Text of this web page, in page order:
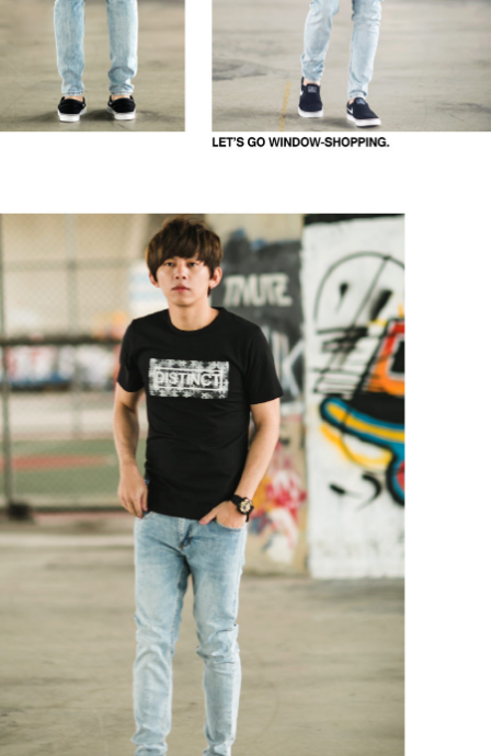
１．透過由恩沛科技股份有限公司提供之「AFTEE先享後付」服務完成之交
易，需依本服務之必要範圍內提供個人資料，並將交易相關給付款項請求債
權轉讓予恩沛科技股份有限公司。
２．關於個人資料處理事宜，請瀏覽以下網址：
https://aftee.tw/terms/#terms3
３．未成年的使用者請事先徵得法定代理人或監護人之同意方可使用
「AFTEE先享後付」，若未經同意申辦者引起之損失，本公司不負相關責
５．嚴禁一人註冊多個帳號或使用他人資訊註冊。若發現惡意使用之情形，
恩沛科技股份有限公司將有權停止該用戶之使用額度並採取法律行動。
每筆NT$120，滿NT$3,000(含以上)免運費